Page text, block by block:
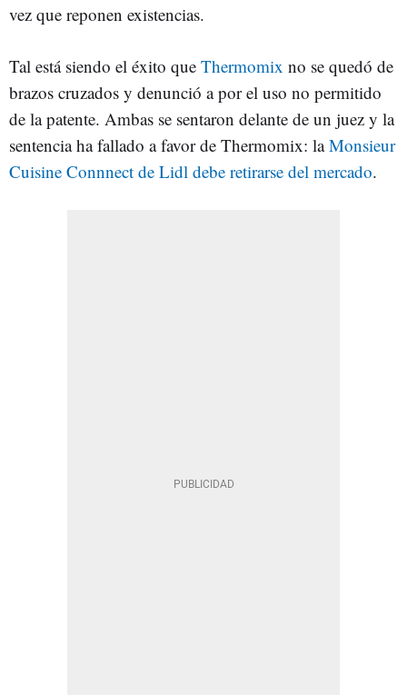
vez que reponen existencias.
Tal está siendo el éxito que Thermomix no se quedó de
brazos cruzados y denunció a por el uso no permitido
de la patente. Ambas se sentaron delante de un juez y la
sentencia ha fallado a favor de Thermomix: laMonsieur
Cuisine Connnect de Lidl debe retirarse del mercado.